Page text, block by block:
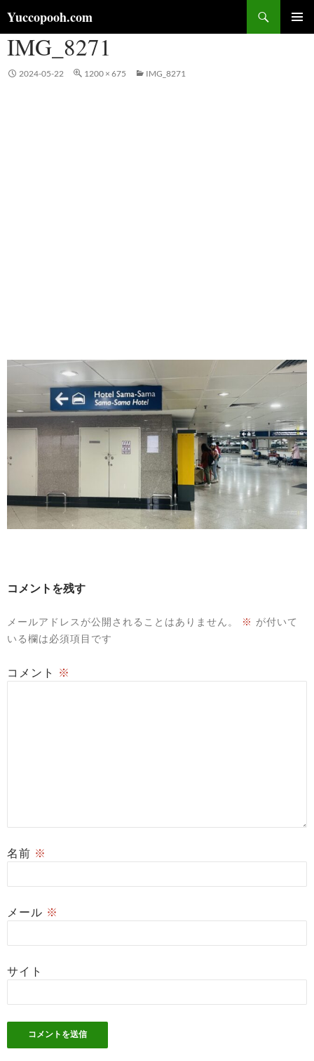
ン
テ
ン
ツ
Yuccopooh.com
索
IMG_8271
2024-05-22 1200 × 675 IMG_8271
コメントを残す
メールアドレスが公開されることはありません。 ※ が付いて
いる欄は必須項目です
コメント ※
名前 ※
メール ※
サイト